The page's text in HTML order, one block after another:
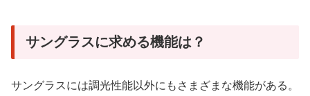
サングラスに求める機能は？
サングラスには調光性能以外にもさまざまな機能がある。